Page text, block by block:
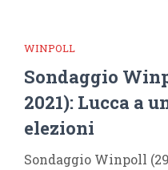
WINPOLL
Sondaggio
2021): Lucca a
elezioni
Sondaggio Winpoll